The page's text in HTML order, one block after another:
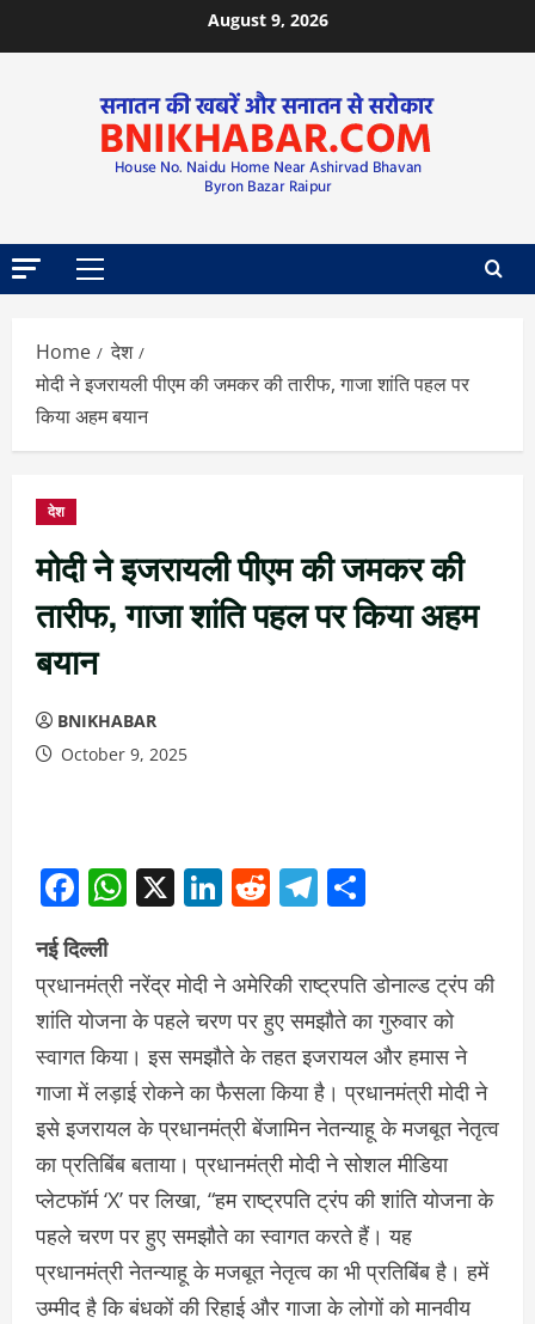
August 9, 2026
Home
देश
मोदी ने इजरायली पीएम की जमकर की तारीफ, गाजा शांति पहल पर
किया अहम बयान
देश
मोदी ने इजरायली पीएम की जमकर की
तारीफ, गाजा शांति पहल पर किया अहम
बयान
BNIKHABAR
October 9, 2025
Facebook
WhatsApp
X LinkedIn
RedditTelegram
नई दिल्ली
प्रधानमंत्री नरेंद्र मोदी ने अमेरिकी राष्ट्रपति डोनाल्ड ट्रंप की
शांति योजना के पहले चरण पर हुए समझौते का गुरुवार को
स्वागत किया। इस समझौते के तहत इजरायल और हमास ने
गाजा में लड़ाई रोकने का फैसला किया है। प्रधानमंत्री मोदी ने
इसे इजरायल के प्रधानमंत्री बेंजामिन नेतन्याहू के मजबूत नेतृत्व
का प्रतिबिंब बताया। प्रधानमंत्री मोदी ने सोशल मीडिया
प्लेटफॉर्म ‘X’ पर लिखा, “हम राष्ट्रपति ट्रंप की शांति योजना के
पहले चरण पर हुए समझौते का स्वागत करते हैं। यह
प्रधानमंत्री नेतन्याहू के मजबूत नेतृत्व का भी प्रतिबिंब है। हमें
उम्मीद है कि बंधकों की रिहाई और गाजा के लोगों को मानवीय